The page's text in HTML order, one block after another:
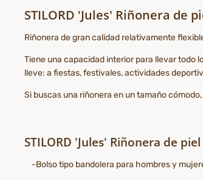
STILORD 'Jules' Riñonera de
Riñonera de gran calidad relativamente
Tiene una capacidad interior para llevar todo
lleve: a fiestas, festivales, actividades
Si buscas una riñonera en un tamaño
STILORD 'Jules' Riñonera de
-Bolso tipo bandolera para hombres y